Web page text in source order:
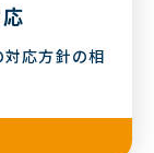
応方針の相